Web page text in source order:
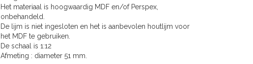
Het materiaal is hoogwaardig MDF en/of Perspex,
onbehandeld.
De lijm is niet ingesloten en het is aanbevolen houtlijm voor
het MDF te gebruiken.
De schaal is 1:12
Afmeting : diameter 51 mm.